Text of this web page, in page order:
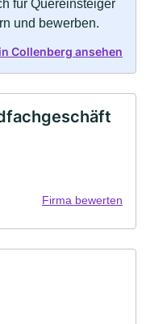
für Quereinsteiger
und bewerben.
Collenberg ansehen
Firma bewerten